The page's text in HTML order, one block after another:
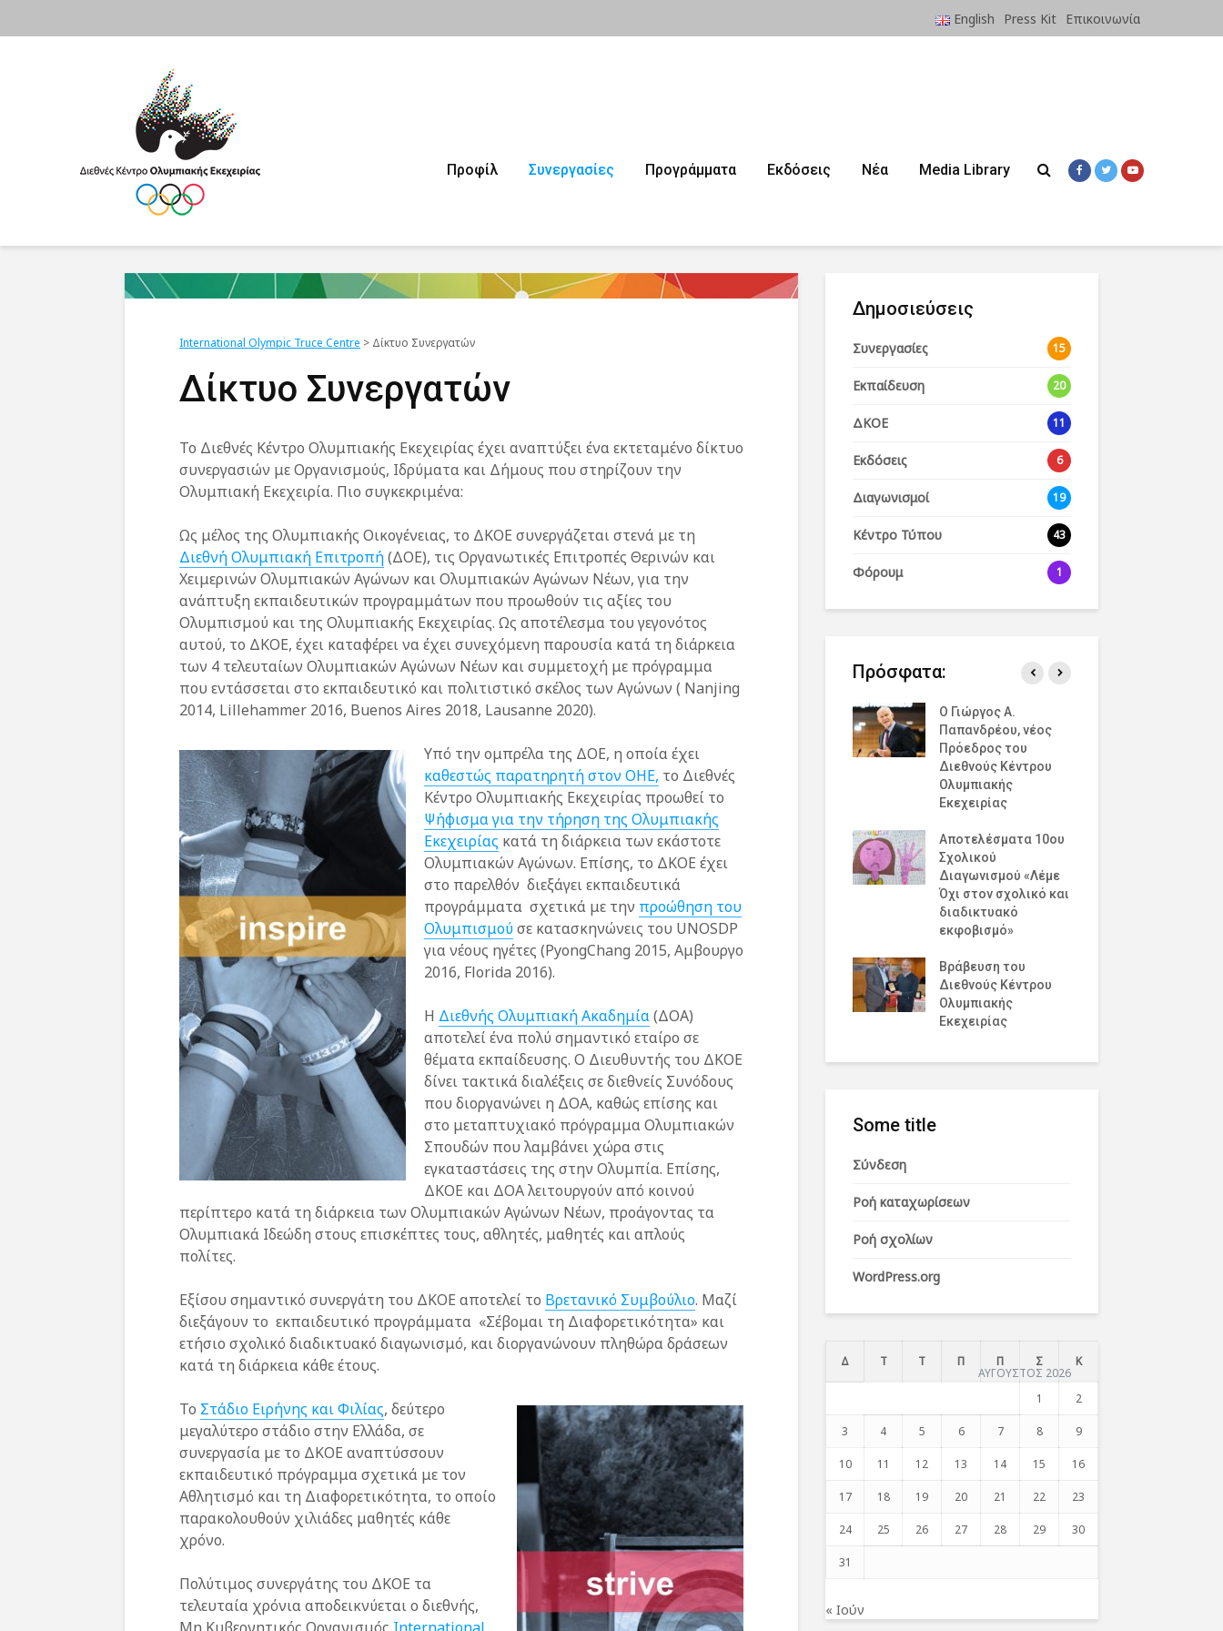
English Press Kit Επικοινωνία
Προφίλ Συνεργασίες Προγράμματα Εκδόσεις Νέα Media Library
International Olympic Truce Centre > Δίκτυο Συνεργατών
Δίκτυο Συνεργατών
Το Διεθνές Κέντρο Ολυμπιακής Εκεχειρίας έχει αναπτύξει ένα εκτεταμένο δίκτυο
συνεργασιών με Οργανισμούς, Ιδρύματα και Δήμους που στηρίζουν την
Ολυμπιακή Εκεχειρία. Πιο συγκεκριμένα:
Ως μέλος της Ολυμπιακής Οικογένειας, το ΔΚΟΕ συνεργάζεται στενά με τη
Διεθνή Ολυμπιακή Επιτροπή(ΔΟΕ), τις Οργανωτικές Επιτροπές Θερινών και
Χειμερινών Ολυμπιακών Αγώνων και Ολυμπιακών Αγώνων Νέων, για την
ανάπτυξη εκπαιδευτικών προγραμμάτων που προωθούν τις αξίες του
Ολυμπισμού και της Ολυμπιακής Εκεχειρίας. Ως αποτέλεσμα του γεγονότος
αυτού, το ΔΚΟΕ, έχει καταφέρει να έχει συνεχόμενη παρουσία κατά τη διάρκεια
των 4 τελευταίων Ολυμπιακών Αγώνων Νέων και συμμετοχή με πρόγραμμα
που εντάσσεται στο εκπαιδευτικό και πολιτιστικό σκέλος των Αγώνων ( Nanjing
2014, Lillehammer 2016, Buenos Aires 2018, Lausanne 2020).
Υπό την ομπρέλα της ΔΟΕ, η οποία έχει
καθεστώς παρατηρητήστον ΟΗΕ, το Διεθνές
Κέντρο Ολυμπιακής Εκεχειρίας προωθεί το
Ψήφισμα για την τήρηση της Ολυμπιακής
Εκεχειρίας κατά τη διάρκεια των εκάστοτε
Ολυμπιακών Αγώνων. Επίσης, το ΔΚΟΕ έχει
στο παρελθόν διεξάγει εκπαιδευτικά
προγράμματα σχετικά με την προώθηση του
Ολυμπισμού σε κατασκηνώνεις του UNOSDP
για νέους ηγέτες (PyongChang 2015, Αμβουργο
2016, Florida 2016).
Η Διεθνής Ολυμπιακή Ακαδημία(ΔΟΑ)
αποτελεί ένα πολύ σημαντικό εταίρο σε
θέματα εκπαίδευσης. Ο Διευθυντής του ΔΚΟΕ
δίνει τακτικά διαλέξεις σε διεθνείς Συνόδους
που διοργανώνει η ΔΟΑ, καθώς επίσης και
στο μεταπτυχιακό πρόγραμμα Ολυμπιακών
Σπουδών που λαμβάνει χώρα στις
εγκαταστάσεις της στην Ολυμπία. Επίσης,
ΔΚΟΕ και ΔΟΑ λειτουργούν από κοινού
περίπτερο κατά τη διάρκεια των Ολυμπιακών Αγώνων Νέων, προάγοντας τα
Ολυμπιακά Ιδεώδη στους επισκέπτες τους, αθλητές, μαθητές και απλούς
πολίτες.
Εξίσου σημαντικό συνεργάτη του ΔΚΟΕ αποτελεί το Βρετανικό Συμβούλιο. Μαζί
διεξάγουν το εκπαιδευτικό προγράμματα «Σέβομαι τη Διαφορετικότητα» και
ετήσιο σχολικό διαδικτυακό διαγωνισμό, και διοργανώνουν πληθώρα δράσεων
κατά τη διάρκεια κάθε έτους.
Το Στάδιο Ειρήνης και Φιλίας, δεύτερο
μεγαλύτερο στάδιο στην Ελλάδα, σε
συνεργασία με το ΔΚΟΕ αναπτύσσουν
εκπαιδευτικό πρόγραμμα σχετικά με τον
Αθλητισμό και τη Διαφορετικότητα, το οποίο
παρακολουθούν χιλιάδες μαθητές κάθε
χρόνο.
Πολύτιμος συνεργάτης του ΔΚΟΕ τα
τελευταία χρόνια αποδεικνύεται ο διεθνής,
Δημοσιεύσεις
Συνεργασίες 15
Εκπαίδευση 20
ΔΚΟΕ 11
Εκδόσεις 6
Διαγωνισμοί 19
Κέντρο Τύπου 43
Φόρουμ 1
Πρόσφατα:
Οι νικητές του
διαγωνισμού «Λέμε
όχι στον σχολικό
Εκφοβισμό»
επισκέφτηκαν την
έδρα του
Ευρωπαϊκού
Κοινοβουλίου στις
Βρυξέλλες
Σχολική Ημέρα
Αθλητισμού
Παγκόσμια Ημέρα
Ανάπτυξη και την
Ειρήνη στο 19 Λύκειο
Αθηνών !
Αμερικής!
Παγκόσμια Ημέρα
Αθλητισμού για την
Ανάπτυξη και την
Ο Γιώργος Α.
Παπανδρέου, νέος
Πρόεδρος του
Διεθνούς Κέντρου
Ολυμπιακής
Εκεχειρίας
Αποτελέσματα 10ου
Σχολικού
Διαγωνισμού «Λέμε
Όχι στον σχολικό και
διαδικτυακό
εκφοβισμό»
Βράβευση του
Διεθνούς Κέντρου
Ολυμπιακής
Εκεχειρίας
Some title
Σύνδεση
Ροή καταχωρίσεων
Ροή σχολίων
WordPress.org
ΑΥΓΟΥΣΤΟΣ 2026
Δ Τ Τ Π Π Σ Κ
1 2
3 4 5 6 7 8 9
10 11 12 13 14 15 16
17 18 19 20 21 22 23
24 25 26 27 28 29 30
31
« Ιούν